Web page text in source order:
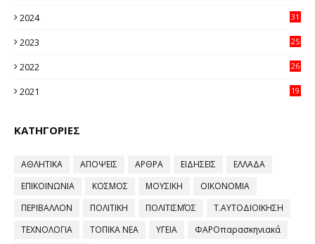
2024
31
2023
25
2022
26
2021
19
ΚΑΤΗΓΟΡΙΕΣ
ΑΘΛΗΤΙΚΑ ΑΠΟΨΕΙΣ ΑΡΘΡΑ ΕΙΔΗΣΕΙΣ
ΕΛΛΑΔΑ
ΕΠΙΚΟΙΝΩΝΙΑ
ΚΟΣΜΟΣ ΜΟΥΣΙΚΗ
ΟΙΚΟΝΟΜΙΑ
ΠΕΡΙΒΑΛΛΟΝ
ΠΟΛΙΤΙΚΗ ΠΟΛΙΤΙΣΜΌΣ
Τ.ΑΥΤΟΔΙΟΙΚΗΣΗ
ΤΕΧΝΟΛΟΓΙΑ
ΤΟΠΙΚΑ ΝΕΑ ΥΓΕΙΑ
ΦΑΡΟπαρασκηνιακά